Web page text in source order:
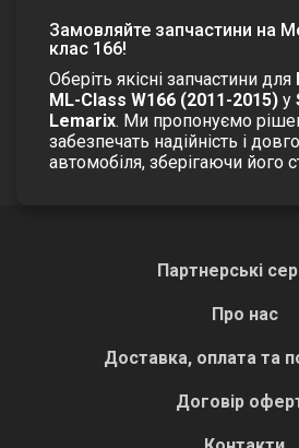
Замовляйте запчастини на
клас 166!
Оберіть якісні запчастини для
ML-Class W166 (2011-2015) у
Lemarix. Ми пропонуємо
забезпечать надійність і
автомобіля, зберігаючи його
Партнерські
Про нас
Доставка, оплата та
Договір